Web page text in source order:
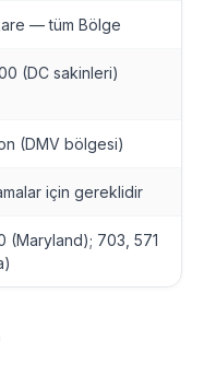
— tüm Bölge
(DC sakinleri)
(DMV bölgesi)
için gereklidir
(Maryland); 703, 571